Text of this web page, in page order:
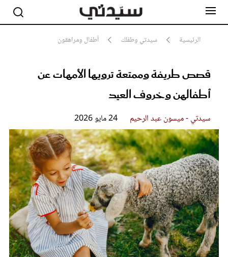
الرئيسية سيدتي وطفلك أطفال ومراهقون
قصص طريفة وممتعة ترويها الأمهات عن
أطفالهن وخروف العيد
سيدتي - ميسون عبد الرحيم 24 مايو 2026
مشاهير
جمال
سيدتي وطفلك
لايف ستايل
بلس+
فيديو
مطبخ سيدتي
مقالات الرأي
ستايل
تقارير
عروس سيدتي